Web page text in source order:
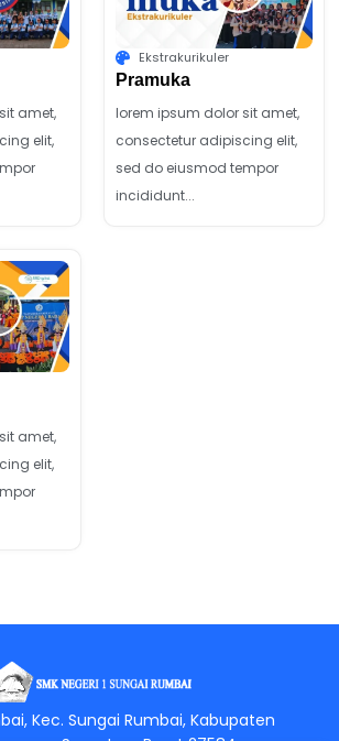
amet,
elit,
Ekstrakurikuler
Pramuka
lorem ipsum dolor sit amet,
consectetur adipiscing elit,
sed do eiusmod tempor
incididunt...
amet,
elit,
Kec. Sungai Rumbai, Kabupaten